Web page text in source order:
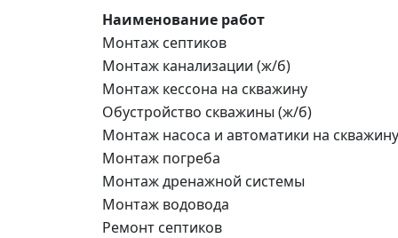
Наименование работ
Монтаж септиков
Монтаж канализации (ж/б)
Монтаж кессона на скважину
Обустройство скважины (ж/б)
Монтаж насоса и автоматики на скважину
Монтаж погреба
Монтаж дренажной системы
Монтаж водовода
Ремонт септиков